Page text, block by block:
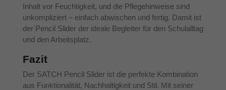
Inhalt vor Feuchtigkeit, und die Pflegehinweise sind
unkompliziert – einfach abwischen und fertig. Damit ist
der Pencil Slider der ideale Begleiter für den Schulalltag
und den Arbeitsplatz.
Fazit
Der SATCH Pencil Slider ist die perfekte Kombination
aus Funktionalität, Nachhaltigkeit und Stil. Mit seiner